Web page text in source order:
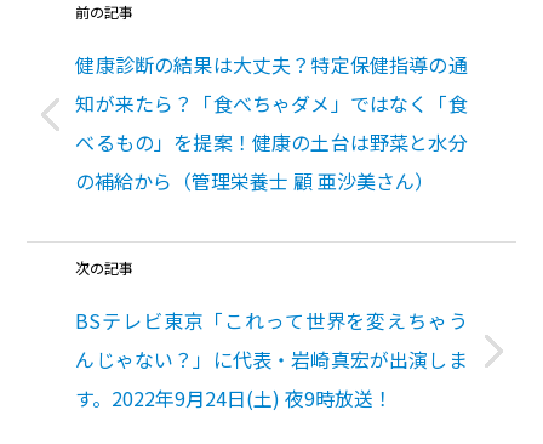
前の記事
健康診断の結果は大丈夫？特定保健指導の通
知が来たら？「食べちゃダメ」ではなく「食
べるもの」を提案！健康の土台は野菜と水分
の補給から（管理栄養士 顧 亜沙美さん）
次の記事
BSテレビ東京「これって世界を変えちゃう
んじゃない？」に代表・岩崎真宏が出演しま
す。2022年9月24日(土) 夜9時放送！